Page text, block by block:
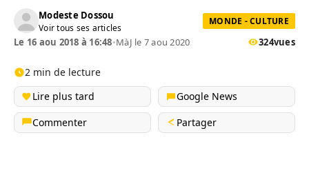
Modeste Dossou
Voir tous ses articles
MONDE - CULTURE
Le 16 aou 2018 à 16:48•MàJ le 7 aou 2020 324vues
2 min de lecture
Lire plus tard
Google News
Commenter
Partager